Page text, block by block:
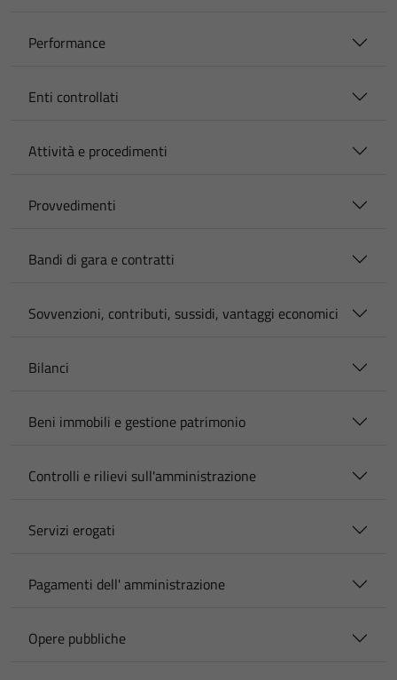
Performance
Enti controllati
Attività e procedimenti
Provvedimenti
Bandi di gara e contratti
Sovvenzioni, contributi, sussidi, vantaggi economici
Bilanci
Beni immobili e gestione patrimonio
Controlli e rilievi sull'amministrazione
Servizi erogati
Pagamenti dell' amministrazione
Opere pubbliche